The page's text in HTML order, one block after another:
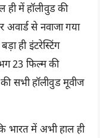
में हॉलीवुड की
से नवाजा गया
ही इंटरेस्टिंग
23 फिल्म की
सभी हॉलीवुड मूवीज
भारत में अभी हाल ही